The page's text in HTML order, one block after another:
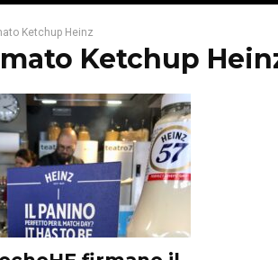
Ketchup Heinz
Ketchup